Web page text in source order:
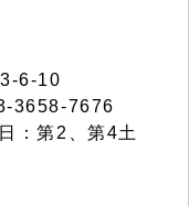
6-10
3658-7676
：第2、第4土